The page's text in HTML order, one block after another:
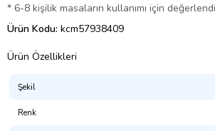
* 6-8 kişilik masaların kullanımı için
Ürün Kodu: kcm57938409
Ürün Özellikleri
Şekil
Renk